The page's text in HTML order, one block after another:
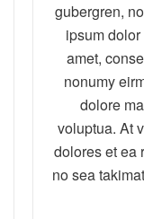
gubergren,
ipsum
amet,
nonumy
dolore
voluptua. At
dolores et ea
no sea